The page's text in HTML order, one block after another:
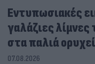
Εντυπωσιακές
γαλάζιες λίμνες
στα παλιά
07.08.2026